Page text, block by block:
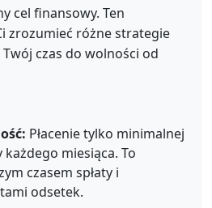
cel finansowy. Ten
zrozumieć różne strategie
Twój czas do wolności od
Płacenie tylko minimalnej
miesiąca. To
czasem spłaty i
odsetek.